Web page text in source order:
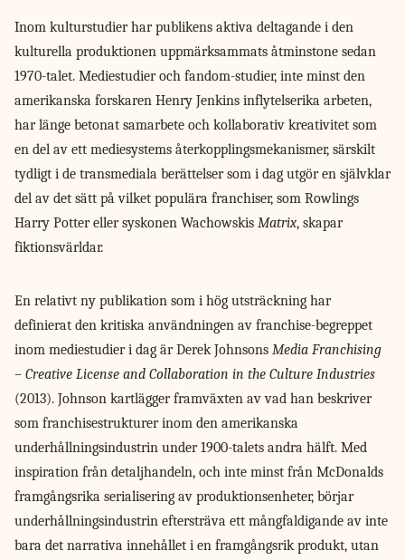
Inom kulturstudier harpublikens aktiva deltagande i den
kulturella produktionen uppmärksammats åtminstone sedan
1970-talet. Mediestudier och fandom-studier, inte minst den
amerikanska forskaren Henry Jenkins inflytelserika arbeten,
har länge betonat samarbete och kollaborativ kreativitet som
en del av ett mediesystems återkopplingsmekanismer, särskilt
tydligt i de transmediala berättelser som i dag utgör en självklar
del av det sätt på vilket populära franchiser, som Rowlings
Harry Potter eller syskonen Wachowskis Matrix, skapar
fiktionsvärldar.
En relativt ny publikation som i hög utsträckning har
definierat den kritiska användningen av franchise-begreppet
inom mediestudier i dag är Derek Johnsons Media Franchising
– Creative License and Collaboration in the Culture Industries
(2013). Johnson kartlägger framväxten av vad han beskriver
som franchisestrukturer inom den amerikanska
underhållningsindustrin under 1900-talets andra hälft. Med
inspiration från detaljhandeln, och inte minst från McDonalds
framgångsrika serialisering av produktionsenheter, börjar
underhållningsindustrin eftersträva ett mångfaldigande av inte
bara det narrativa innehållet i en framgångsrik produkt, utan